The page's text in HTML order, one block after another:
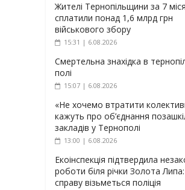
Жителі Тернопільщини за 7
сплатили понад 1,6 млрд грн
військового збору
15:31 | 6.08.2026
Смертельна знахідка в
полі
15:07 | 6.08.2026
«Не хочемо втратити
кажуть про об’єднання
закладів у Тернополі
13:00 | 6.08.2026
Екоінспекція підтвердила
роботи біля річки Золота
справу візьметься поліція